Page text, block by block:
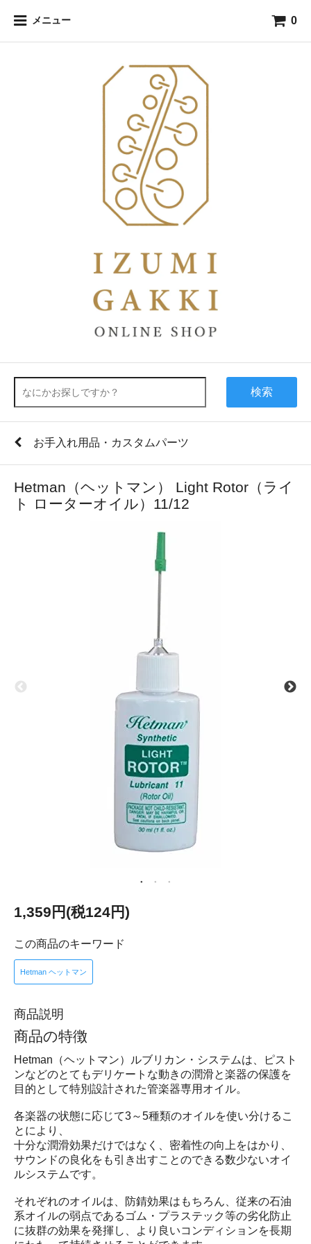
メニュー 0
検索
お手入れ用品・カスタムパーツ
Hetman（ヘットマン） Light Rotor（ライ
ト ローターオイル）11/12
1,359円(税124円)
この商品のキーワード
Hetman ヘットマン
商品説明
商品の特徴
Hetman（ヘットマン）ルブリカン・システムは、ピスト
ンなどのとてもデリケートな動きの潤滑と楽器の保護を
目的として特別設計された管楽器専用オイル。
各楽器の状態に応じて3～5種類のオイルを使い分けるこ
とにより、
十分な潤滑効果だけではなく、密着性の向上をはかり、
サウンドの良化をも引き出すことのできる数少ないオイ
ルシステムです。
それぞれのオイルは、防錆効果はもちろん、従来の石油
系オイルの弱点であるゴム・プラステック等の劣化防止
に抜群の効果を発揮し、より良いコンディションを長期